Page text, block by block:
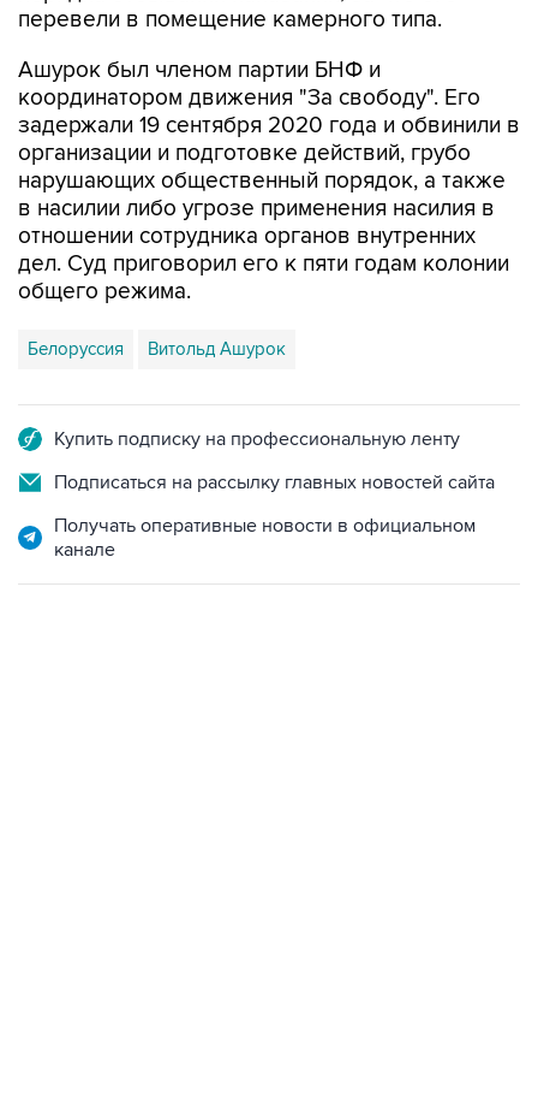
перевели в помещение камерного типа.
Ашурок был членом партии БНФ и
координатором движения "За свободу". Его
задержали 19 сентября 2020 года и обвинили в
организации и подготовке действий, грубо
нарушающих общественный порядок, а также
в насилии либо угрозе применения насилия в
отношении сотрудника органов внутренних
дел. Суд приговорил его к пяти годам колонии
общего режима.
Белоруссия Витольд Ашурок
Купить подписку на профессиональную ленту
Подписаться на рассылку главных новостей сайта
Получать оперативные новости в официальном
канале